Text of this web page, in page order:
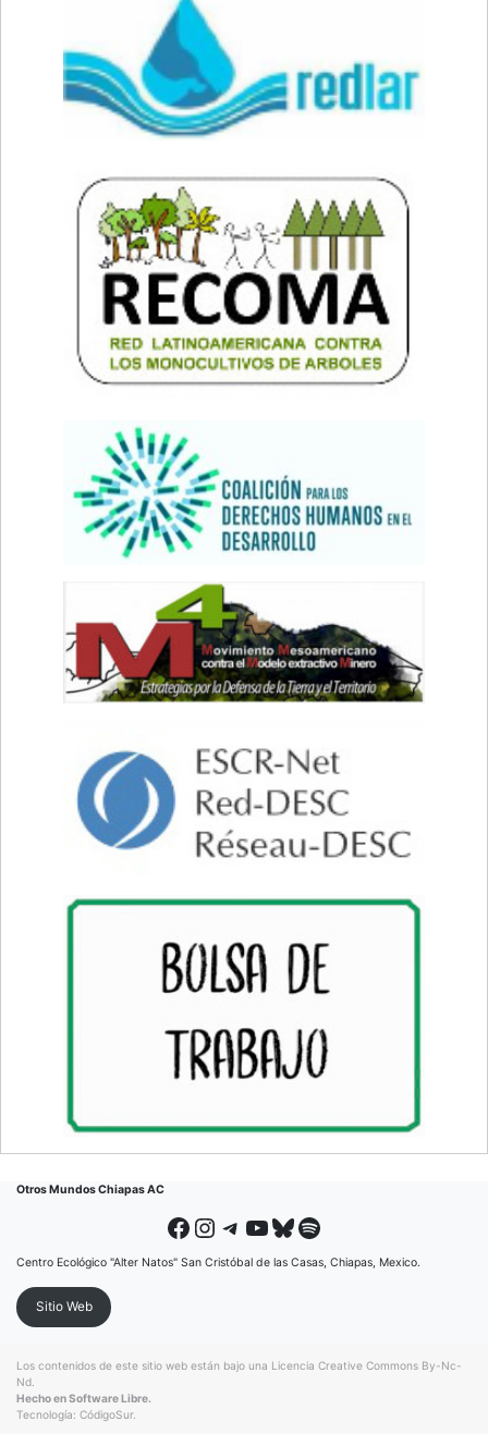
Otros Mundos Chiapas AC
Facebook Instagram Telegram YouTube Bluesky Spotify
Centro Ecológico "Alter Natos" San Cristóbal de las Casas, Chiapas, Mexico.
Sitio Web
Los contenidos de este sitio web están bajo una Licencia Creative Commons By-Nc-
Nd
Hecho en Software Libre.
Tecnología: CódigoSur.